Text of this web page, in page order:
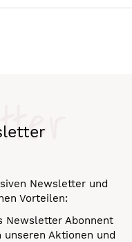
Newsletter und
Vorteilen:
Newsletter Abonnent
Aktionen und